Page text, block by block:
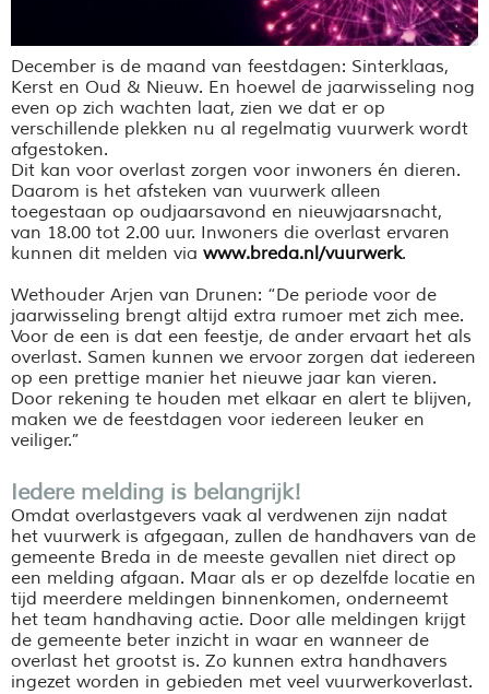
December is de maand van feestdagen: Sinterklaas,
Kerst en Oud & Nieuw. En hoewel de jaarwisseling nog
even op zich wachten laat, zien we dat er op
verschillende plekken nu al regelmatig vuurwerk wordt
afgestoken.
Dit kan voor overlast zorgen voor inwoners én dieren.
Daarom is het afsteken van vuurwerk alleen
toegestaan op oudjaarsavond en nieuwjaarsnacht,
van 18.00 tot 2.00 uur. Inwoners die overlast ervaren
kunnen dit melden via www.breda.nl/vuurwerk.
Wethouder Arjen van Drunen: “De periode voor de
jaarwisseling brengt altijd extra rumoer met zich mee.
Voor de een is dat een feestje, de ander ervaart het als
overlast. Samen kunnen we ervoor zorgen dat iedereen
op een prettige manier het nieuwe jaar kan vieren.
Door rekening te houden met elkaar en alert te blijven,
maken we de feestdagen voor iedereen leuker en
veiliger.”
Iedere melding is belangrijk!
Omdat overlastgevers vaak al verdwenen zijn nadat
het vuurwerk is afgegaan, zullen de handhavers van de
gemeente Breda in de meeste gevallen niet direct op
een melding afgaan. Maar als er op dezelfde locatie en
tijd meerdere meldingen binnenkomen, onderneemt
het team handhaving actie. Door alle meldingen krijgt
de gemeente beter inzicht in waar en wanneer de
overlast het grootst is. Zo kunnen extra handhavers
ingezet worden in gebieden met veel vuurwerkoverlast.